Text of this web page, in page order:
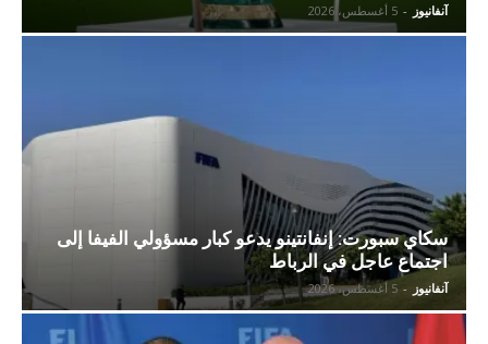
آنفانيوز - 5 أغسطس، 2026
سكاي سبورت: إنفانتينو يدعو كبار مسؤولي الفيفا إلى
اجتماع عاجل في الرباط
آنفانيوز - 5 أغسطس، 2026